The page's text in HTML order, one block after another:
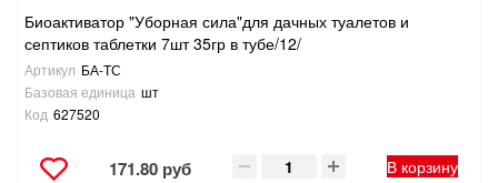
Биоактиватор "Уборная сила"для дачных туалетов и
септиков таблетки 7шт 35гр в тубе/12/
Артикул БА-ТС
Базовая единица шт
Код 627520
171.80 руб В корзину